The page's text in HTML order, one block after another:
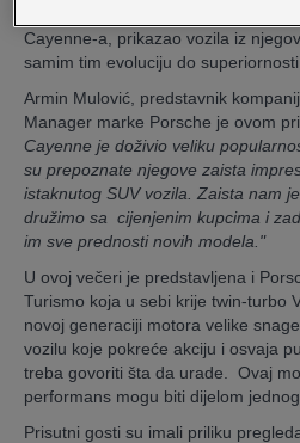
Porsche BH je u Hotelu Hills, osim
Cayenne-a, prikazao vozila iz
samim tim evoluciju do
Armin Mulović, predstavnik
Manager marke Porsche je ovom
Cayenne je doživio veliku
su prepoznate njegove zaista
istaknutog SUV vozila. Zaista nam
družimo sa cijenjenim kupcima i
im sve prednosti novih modela."
U ovoj večeri je predstavljena i
Turismo koja u sebi krije twin-turbo
novoj generaciji motora velike
vozilu koje pokreće akciju i osvaja
treba govoriti šta da urade. Ovaj
performans mogu biti dijelom jednog
Prisutni gosti su imali priliku